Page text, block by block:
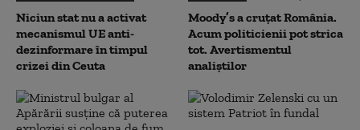
Niciun stat nu a activat
mecanismul UE anti-
dezinformare în timpul
crizei din Ceuta
Moody’s a cruțat România.
Acum politicienii pot strica
tot. Avertismentul
analiștilor